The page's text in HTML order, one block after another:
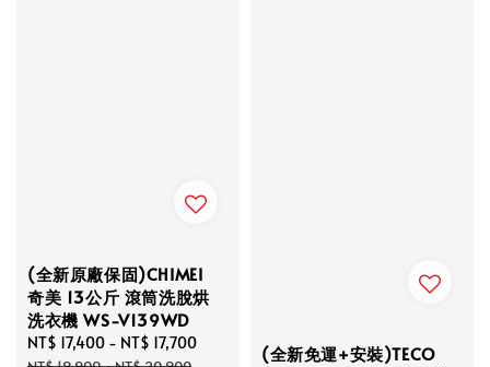
(全新原廠保固)CHIMEI
奇美 13公斤 滾筒洗脫烘
洗衣機 WS-V139WD
Sale
NT$ 17,400 - NT$ 17,700
(全新免運+安裝)TECO